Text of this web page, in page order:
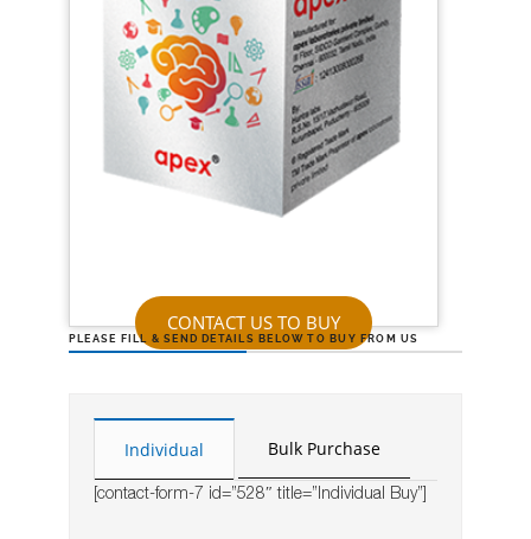
CONTACT US TO BUY
PLEASE FILL & SEND DETAILS BELOW TO BUY FROM US
Individual Bulk Purchase
[contact-form-7 id=”528″ title=”Individual Buy”]